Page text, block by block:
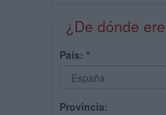
¿De dónde
País: *
Provincia: